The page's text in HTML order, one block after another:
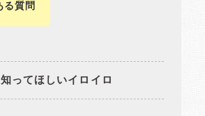
る質問
ってほしいイロイロ